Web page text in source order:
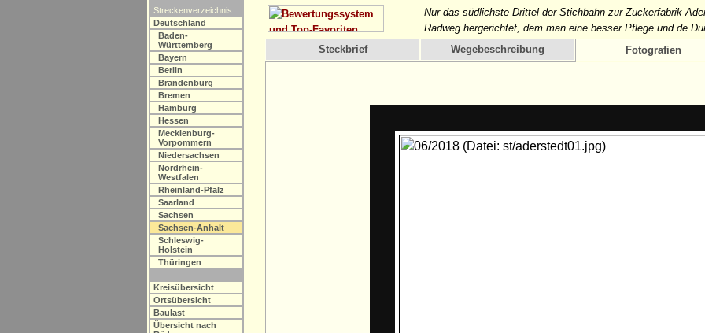
Streckenverzeichnis
Deutschland
Baden-
Württemberg
Bayern
Berlin
Brandenburg
Bremen
Hamburg
Hessen
Mecklenburg-
Vorpommern
Niedersachsen
Nordrhein-
Westfalen
Rheinland-Pfalz
Saarland
Sachsen
Sachsen-Anhalt
Schleswig-
Holstein
Thüringen
Kreisübersicht
Ortsübersicht
Baulast
Übersicht nach
Nur das südlichste Drittel der Stichbahn zur Zuckerfabrik
Radweg hergerichtet, dem man eine besser Pflege und de
Steckbrief
Wegebeschreibung Fotografien